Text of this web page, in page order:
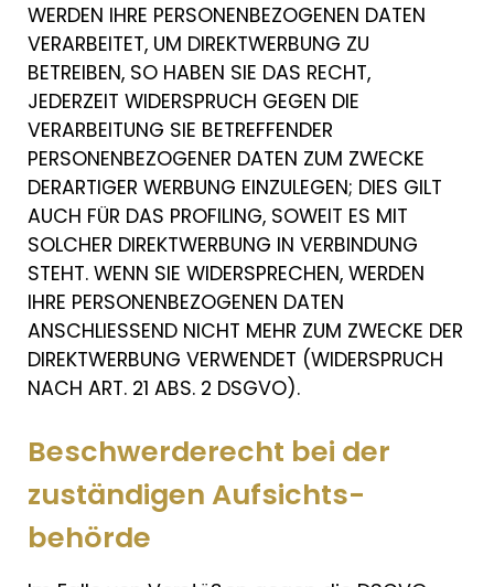
WERDEN IHRE PERSONENBEZOGENEN DATEN
VERARBEITET, UM DIREKTWERBUNG ZU
BETREIBEN, SO HABEN SIE DAS RECHT,
JEDERZEIT WIDERSPRUCH GEGEN DIE
VERARBEITUNG SIE BETREFFENDER
PERSONENBEZOGENER DATEN ZUM ZWECKE
DERARTIGER WERBUNG EINZULEGEN; DIES GILT
AUCH FÜR DAS PROFILING, SOWEIT ES MIT
SOLCHER DIREKTWERBUNG IN VERBINDUNG
STEHT. WENN SIE WIDERSPRECHEN, WERDEN
IHRE PERSONENBEZOGENEN DATEN
ANSCHLIESSEND NICHT MEHR ZUM ZWECKE DER
DIREKTWERBUNG VERWENDET (WIDERSPRUCH
NACH ART. 21 ABS. 2 DSGVO).
Beschwerde­recht bei der
zuständigen Aufsichts­
behörde